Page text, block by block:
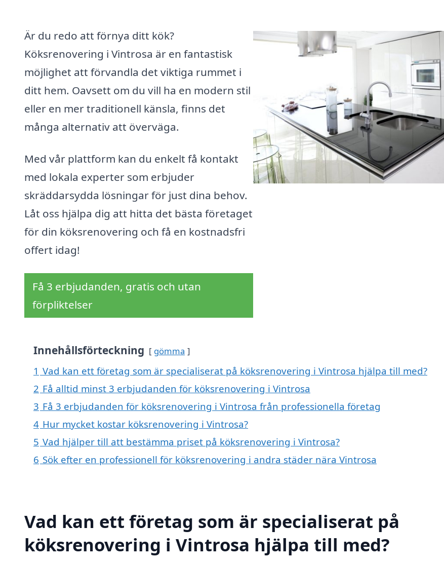
Är du redo att förnya ditt kök?
Köksrenovering i Vintrosa är en fantastisk
möjlighet att förvandla det viktiga rummet i
ditt hem. Oavsett om du vill ha en modern stil
eller en mer traditionell känsla, finns det
många alternativ att överväga.
Med vår plattform kan du enkelt få kontakt
med lokala experter som erbjuder
skräddarsydda lösningar för just dina behov.
Låt oss hjälpa dig att hitta det bästa företaget
för din köksrenovering och få en kostnadsfri
offert idag!
Få 3 erbjudanden, gratis och utan
förpliktelser
Innehållsförteckning gömma
1 Vad kan ett företag som är specialiserat på köksrenovering i Vintrosa hjälpa till med?
2 Få alltid minst 3 erbjudanden för köksrenovering i Vintrosa
3 Få 3 erbjudanden för köksrenovering i Vintrosa från professionella företag
4 Hur mycket kostar köksrenovering i Vintrosa?
5 Vad hjälper till att bestämma priset på köksrenovering i Vintrosa?
6 Sök efter en professionell för köksrenovering i andra städer nära Vintrosa
Vad kan ett företag som är specialiserat på
köksrenovering i Vintrosa hjälpa till med?